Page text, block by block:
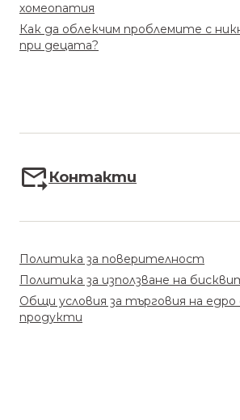
хомеопатия
Как да облекчим проблемите с
при децата?
Контакти
Политика за поверителност
Политика за използване на
Общи условия за търговия на
продукти